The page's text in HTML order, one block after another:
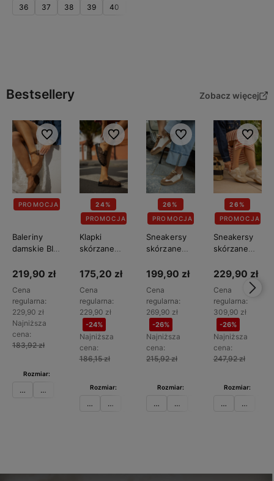
36 37 38 39 40
Bestsellery Zobacz więcej
PROMOCJA
Baleriny
damskie BIG
TT274211
219,90 zł
Cena
regularna:
229,90 zł
Najniższa
cena:
183,92 zł
Rozmiar:
36 37 39 40
Do ulubionych
24%
PROMOCJA
Klapki
skórzane
STAR
175,20 zł
Cena
regularna:
229,90 zł
-24%
Najniższa
cena:
186,15 zł
Rozmiar:
36 37 41
Do ulubionych
26%
PROMOCJA
Sneakersy
skórzane
STAR
199,90 zł
Cena
regularna:
269,90 zł
-26%
Najniższa
cena:
215,92 zł
Rozmiar:
36 37 39
Do ulubionych
26%
PROMOCJA
Sneakersy
skórzane
STAR
TT274577
229,90 zł
Cena
regularna:
309,90 zł
-26%
Najniższa
cena:
247,92 zł
Rozmiar:
36 37
Do